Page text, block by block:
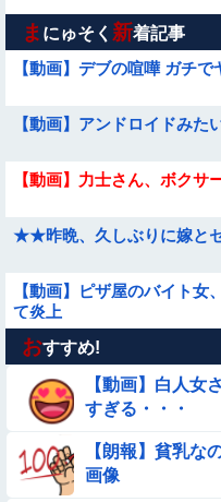
ま にゅそく 新着記事
【動画】デブの喧嘩 ガチ
【動画】アンドロイドみた
【動画】力士さん、ボクサ
★★昨晩、久しぶりに嫁と
【動画】ピザ屋のバイト
て炎上
【悩み相談】昭和の高1女
ｗ
◉★日本の結婚式のこのル
【画像】新人AV女優さん
を硬めてくるｗｗｗｗｗｗｗ
おすすめ!
【動画】白人女
すぎる・・・
【朗報】貧乳
画像